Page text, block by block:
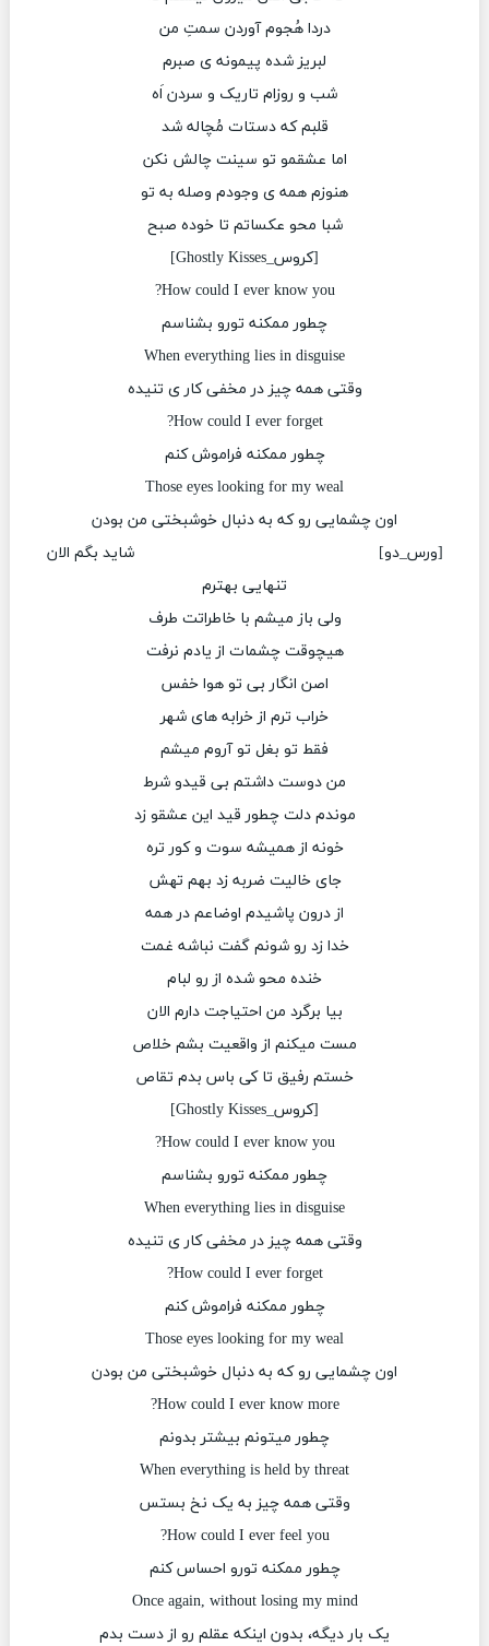
دردا هُجوم آوردن سمتِ من
لبریز شده پیمونه ی صبرم
شب و روزام تاریک و سردن اَه
قلبم که دستات مُچاله شد
اما عشقمو تو سینت چالش نکن
هنوزم همه ی وجودم وصله به تو
شبا محو عکساتم تا خوده صبح
[کروس_Ghostly Kisses]
How could I ever know you?
چطور ممکنه تورو بشناسم
When everything lies in disguise
وقتی همه چیز در مخفی کار ی تنیده
How could I ever forget?
چطور ممکنه فراموش کنم
Those eyes looking for my weal
اون چشمایی رو که به دنبال خوشبختی من بودن
[ورس_دو] شاید بگم الان
تنهایی بهترم
ولی باز میشم با خاطراتت طرف
هیچوقت چشمات از یادم نرفت
اصن انگار بی تو هوا خفس
خراب ترم از خرابه های شهر
فقط تو بغل تو آروم میشم
من دوست داشتم بی قیدو شرط
موندم دلت چطور قید این عشقو زد
خونه از همیشه سوت و کور تره
جای خالیت ضربه زد بهم تهش
از درون پاشیدم اوضاعم در همه
خدا زد رو شونم گفت نباشه غمت
خنده محو شده از رو لبام
بیا برگرد من احتیاجت دارم الان
مست میکنم از واقعیت بشم خلاص
خستم رفیق تا کی باس بدم تقاص
[کروس_Ghostly Kisses]
How could I ever know you?
چطور ممکنه تورو بشناسم
When everything lies in disguise
وقتی همه چیز در مخفی کار ی تنیده
How could I ever forget?
چطور ممکنه فراموش کنم
Those eyes looking for my weal
اون چشمایی رو که به دنبال خوشبختی من بودن
How could I ever know more?
چطور میتونم بیشتر بدونم
When everything is held by threat
وقتی همه چیز به یک نخ بستس
How could I ever feel you?
چطور ممکنه تورو احساس کنم
Once again, without losing my mind
یک بار دیگه، بدون اینکه عقلم رو از دست بدم